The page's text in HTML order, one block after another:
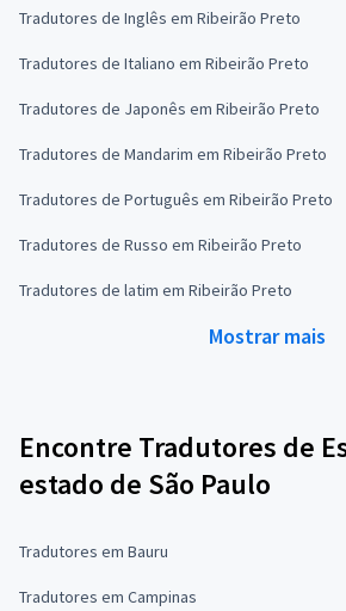
Tradutores de Inglês em Ribeirão Preto
Tradutores de Italiano em Ribeirão Preto
Tradutores de Japonês em Ribeirão Preto
Tradutores de Mandarim em Ribeirão Preto
Tradutores de Português em Ribeirão Preto
Tradutores de Russo em Ribeirão Preto
Tradutores de latim em Ribeirão Preto
Mostrar mais
Encontre Tradutores de
estado de São Paulo
Tradutores em Bauru
Tradutores em Campinas